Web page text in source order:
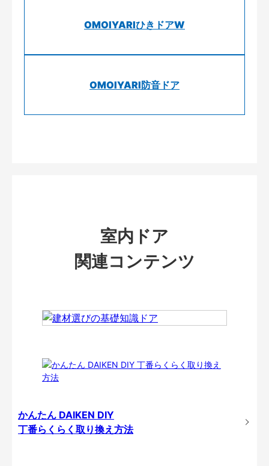
OMOIYARIひきドアW
OMOIYARI防音ドア
室内ドア
関連コンテンツ
かんたん DAIKEN DIY
丁番らくらく取り換え方法